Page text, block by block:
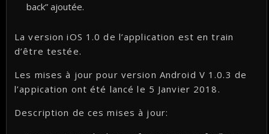
back” ajoutée.
La version iOS 1.0 de l’application est en train
d’être testée.
Les mises à jour pour version Android V 1.0.3 de
l’appication ont été lancé le 5 Janvier 2018.
Description de ces mises à jour: